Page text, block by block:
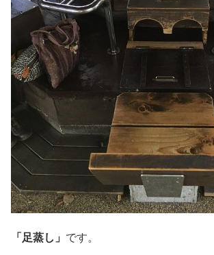
「足蒸し」 です。